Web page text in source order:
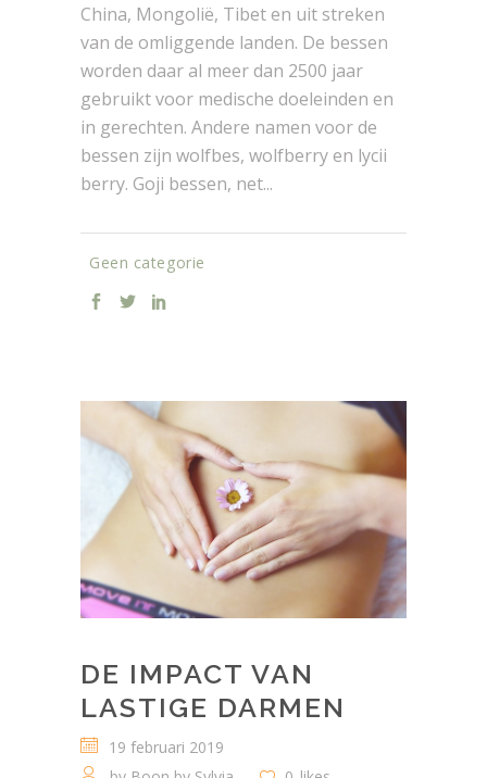
China, Mongolië, Tibet en uit streken
van de omliggende landen. De bessen
worden daar al meer dan 2500 jaar
gebruikt voor medische doeleinden en
in gerechten. Andere namen voor de
bessen zijn wolfbes, wolfberry en lycii
berry. Goji bessen, net...
Geen categorie
DE IMPACT VAN
LASTIGE DARMEN
19 februari 2019